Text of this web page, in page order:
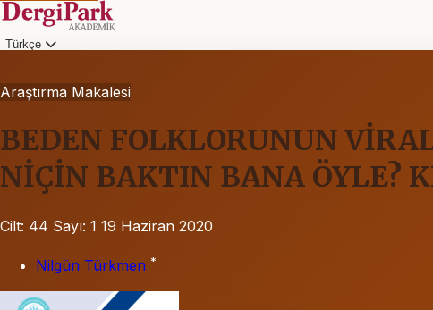
Türkçe
Araştırma Makalesi
BEDEN FOLKLORUNUN
NİÇİN BAKTIN BANA ÖYLE?
Cilt: 44 Sayı: 1 19 Haziran 2020
Nilgün Türkmen *